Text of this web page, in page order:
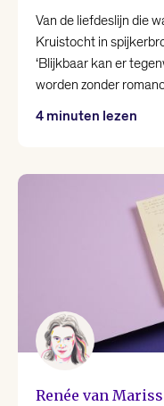
Van de liefdeslijn die
Kruistocht in
‘Blijkbaar kan er
worden zonder
4 minuten lezen
Renée van